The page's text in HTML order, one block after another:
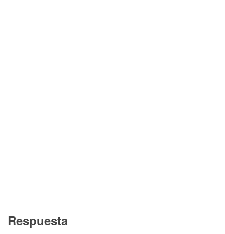
Respuesta